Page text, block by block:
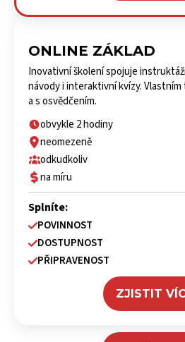
ONLINE ZÁKLAD
Inovativní školení spojuje
návody i interaktivní kvízy. Vlastním
a s osvědčením.
obvykle 2 hodiny
neomezeně
odkudkoliv
na míru
Splníte:
POVINNOST
DOSTUPNOST
PŘIPRAVENOST
ZJISTIT